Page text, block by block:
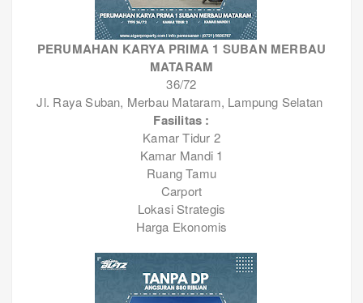
PERUMAHAN KARYA PRIMA 1 SUBAN MERBAU
MATARAM
36/72
Jl. Raya Suban, Merbau Mataram, Lampung Selatan
Fasilitas :
Kamar Tidur 2
Kamar Mandi 1
Ruang Tamu
Carport
Lokasi Strategis
Harga Ekonomis